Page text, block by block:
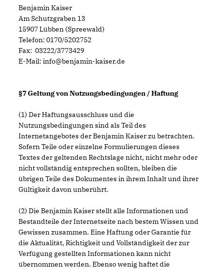
Benjamin Kaiser
Am Schutzgraben 13
15907 Lübben (Spreewald)
Telefon: 0170/5202752
Fax: 03222/3773429
E-Mail: info@benjamin-kaiser.de
§7 Geltung von Nutzungsbedingungen / Haftung
(1) Der Haftungsausschluss und die
Nutzungsbedingungen sind als Teil des
Internetangebotes der Benjamin Kaiser zu betrachten.
Sofern Teile oder einzelne Formulierungen dieses
Textes der geltenden Rechtslage nicht, nicht mehr oder
nicht vollständig entsprechen sollten, bleiben die
übrigen Teile des Dokumentes in ihrem Inhalt und ihrer
Gültigkeit davon unberührt.
(2) Die Benjamin Kaiser stellt alle Informationen und
Bestandteile der Internetseite nach bestem Wissen und
Gewissen zusammen. Eine Haftung oder Garantie für
die Aktualität, Richtigkeit und Vollständigkeit der zur
Verfügung gestellten Informationen kann nicht
übernommen werden. Ebenso wenig haftet die